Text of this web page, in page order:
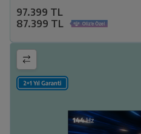
97.399 TL
87.399 TL